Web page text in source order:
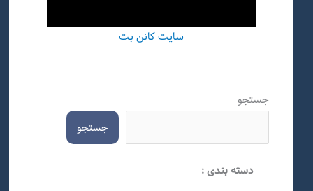
سایت کانن بت
جستجو
جستجو
دسته بندی :